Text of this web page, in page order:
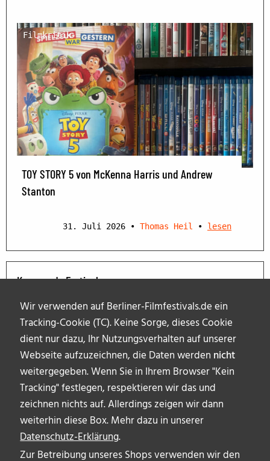
Wir verwenden auf Berliner-Filmfestivals.de ein
Tracking-Cookie (TC). Keine Sorge, dieses Cookie
dient nur dazu, Ihr Nutzungsverhalten auf unserer
Webseite aufzuzeichnen, die Daten werden nicht
weitergegeben. Wenn Sie in Ihrem Browser "Kein
Tracking" festlegen, respektieren wir das und
zeichnen nichts auf. Allerdings zeigen wir dann
weiterhin diese Box. Mehr dazu in unserer
Datenschutz-Erklärung.
Zur Betreibung unseres Shops verwenden wir den
Filmkritik
TOY STORY 5 von McKenna Harris und Andrew
Stanton
31. Juli 2026 • Thomas Heil • lesen
Kommende Festivals